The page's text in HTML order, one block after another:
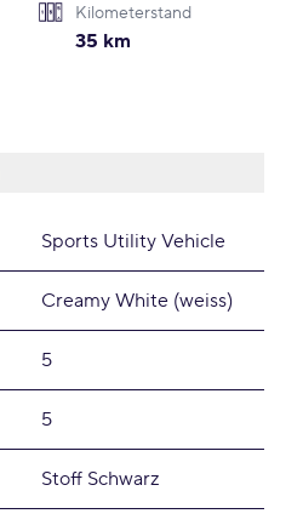
Kilometerstand
35 km
Sports Utility Vehicle
Creamy White (weiss)
5
5
Stoff Schwarz